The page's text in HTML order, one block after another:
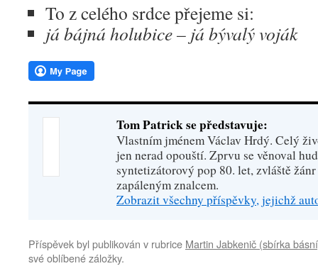
To z celého srdce přejeme si:
já bájná holubice – já bývalý voják
Tom Patrick se představuje:
Vlastním jménem Václav Hrdý. Celý
jen nerad opouští. Zprvu se věnoval
syntetizátorový pop 80. let, zvláště
zapáleným znalcem.
Zobrazit všechny příspěvky, jejichž
Příspěvek byl publikován v rubrice Martin Jabkenič (sbírka
své oblíbené záložky.